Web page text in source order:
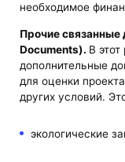
необходимое
Прочие
Documents). В
дополнительные
для оценки
других условий.
экологические